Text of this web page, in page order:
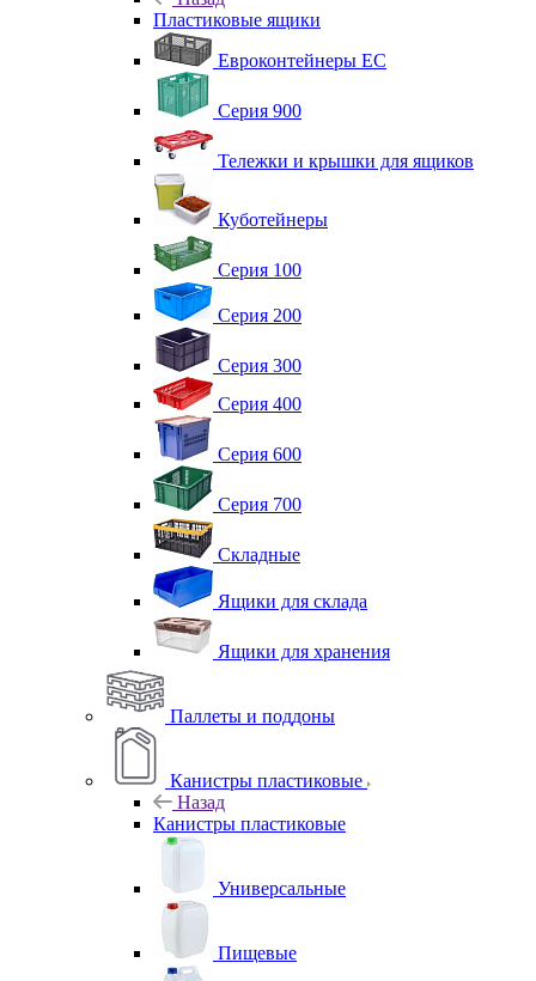
Пластиковые ящики
Евроконтейнеры ЕС
Серия 900
Тележки и крышки для ящиков
Куботейнеры
Серия 100
Серия 200
Серия 300
Серия 400
Серия 600
Серия 700
Складные
Ящики для склада
Ящики для хранения
Паллеты и поддоны
Канистры пластиковые
Назад
Канистры пластиковые
Универсальные
Пищевые